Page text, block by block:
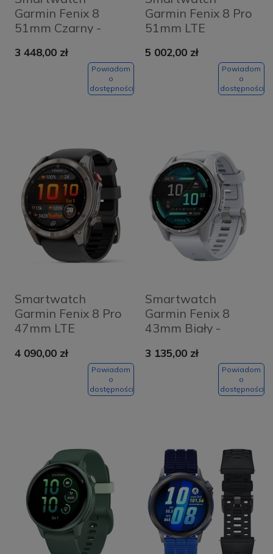
Garmin Fenix 8
51mm Czarny -
3 448,00 zł
Powiadom
o
dostępności
Garmin Fenix 8 Pro
51mm LTE
5 002,00 zł
Powiadom
o
dostępności
Smartwatch
Garmin Fenix 8 Pro
47mm LTE
Graphite-black
4 090,00 zł
Powiadom
o
dostępności
Smartwatch
Garmin Fenix 8
43mm Biały -
3 135,00 zł
Powiadom
o
dostępności